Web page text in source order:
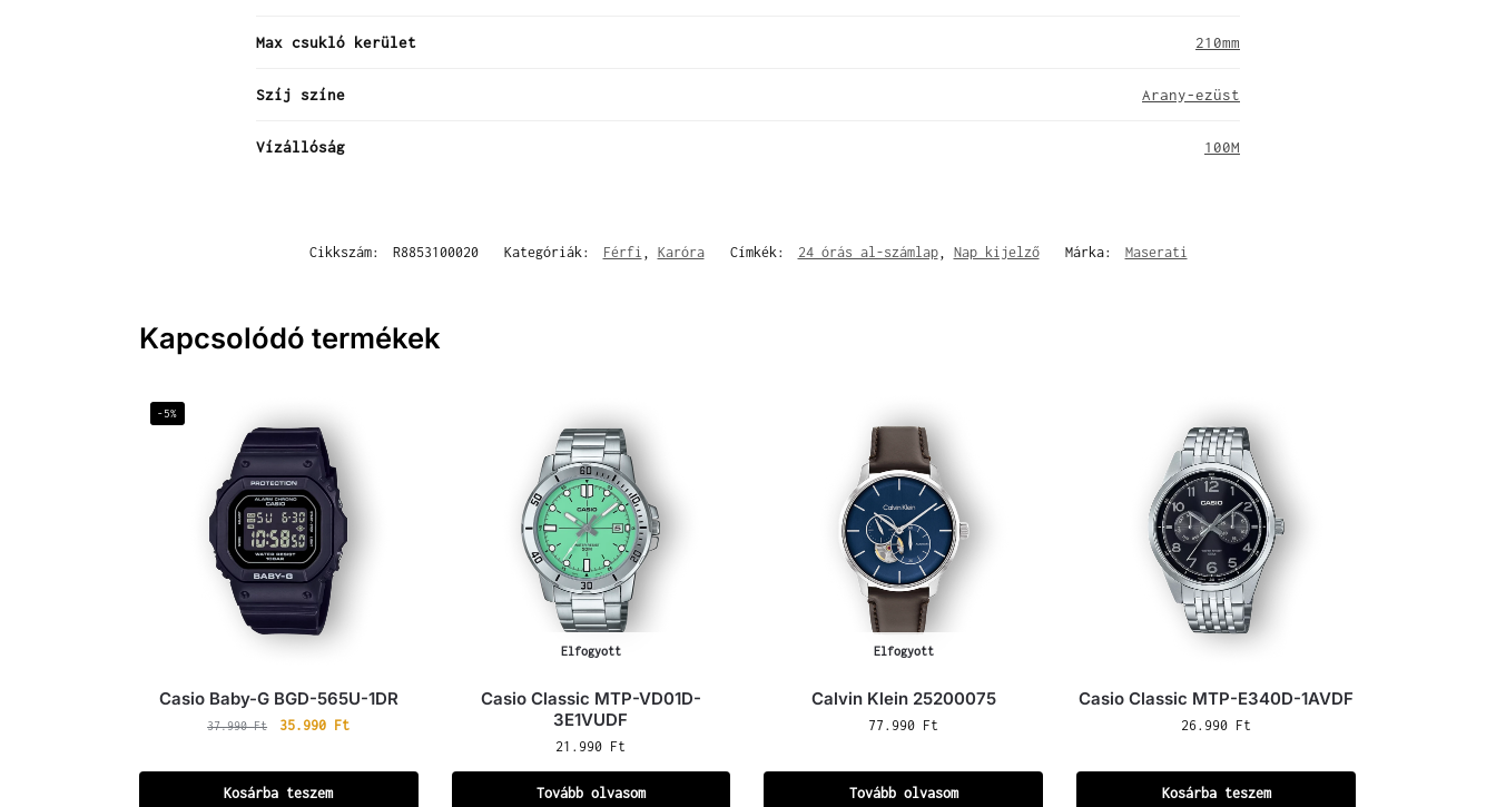
Max csukló kerület 210mm
Szíj színe Arany-ezüst
Vízállóság 100M
Cikkszám: R8853100020 Kategóriák: Férfi , Karóra Címkék: 24 órás al-számlap, Nap kijelző Márka: Maserati
Kapcsolódó termékek
-5%
Casio Baby-G BGD-565U-1DR
37.990Ft 35.990 Ft
Kosárba teszem
Elfogyott
Casio Classic MTP-VD01D-
3E1VUDF
21.990 Ft
Tovább olvasom
Elfogyott
Calvin Klein 25200075
77.990 Ft
Tovább olvasom
Casio Classic MTP-E340D-1AVDF
26.990 Ft
Kosárba teszem